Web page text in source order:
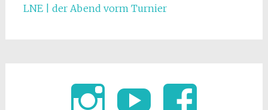
LNE | der Abend vorm Turnier